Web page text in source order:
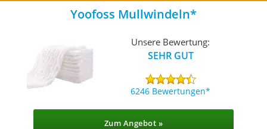
Yoofoss Mullwindeln
Unsere Bewertung:
SEHR GUT
6246 Bewertungen
Zum Angebot »